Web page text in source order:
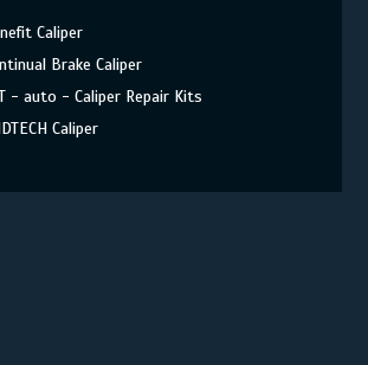
Caliper
Brake Caliper
- auto - Caliper Repair Kits
Caliper